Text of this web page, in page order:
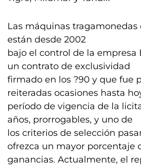
Las máquinas tragamonedas
están desde 2002
bajo el control de la empresa
un contrato de exclusividad
firmado en los ?90 y que fue
reiteradas ocasiones hasta
período de vigencia de la
años, prorrogables, y uno de
los criterios de selección
ofrezca un mayor porcentaje
ganancias. Actualmente, el